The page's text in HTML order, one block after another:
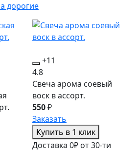
дорогие
+11
4.8
Свеча арома соевый
воск в ассорт.
550₽
Заказать
Купить в 1 клик
Доставка 0₽ от 30-ти